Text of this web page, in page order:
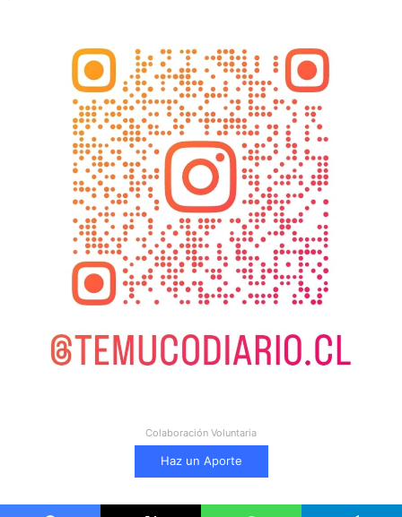
Colaboración Voluntaria
Haz un Aporte